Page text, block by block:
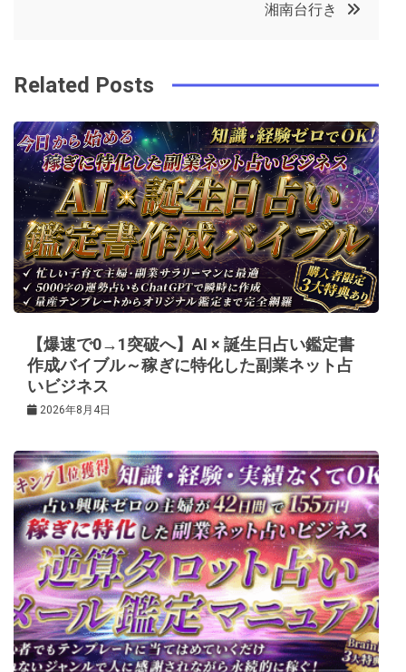
k
t
ビ
ゲ
ー
シ
ョ
ン
湘南台行き
Related Posts
【爆速で0→1突破へ】AI × 誕生日占い鑑定書
作成バイブル～稼ぎに特化した副業ネット占
いビジネス
2026年8月4日